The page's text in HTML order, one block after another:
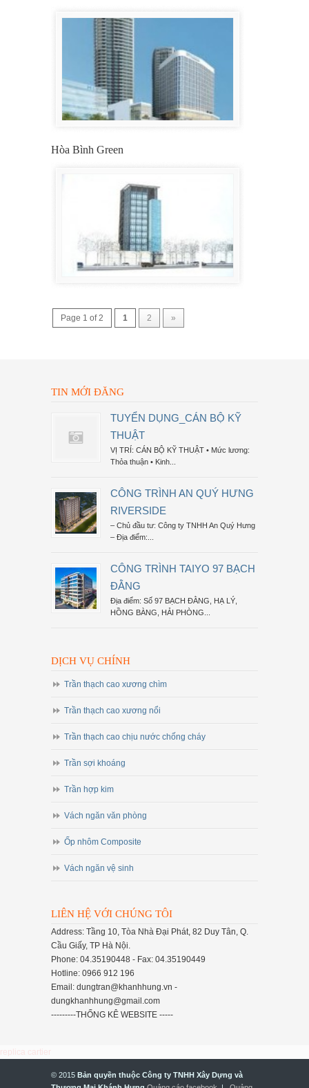
Hòa Bình Green
Page 1 of 2 1 2 »
TIN MỚI ĐĂNG
TUYỂN DỤNG_CÁN BỘ KỸ
THUẬT
VỊ TRÍ: CÁN BỘ KỸ THUẬT • Mức lương:
Thỏa thuận • Kinh...
CÔNG TRÌNH AN QUÝ HƯNG
RIVERSIDE
– Chủ đầu tư: Công ty TNHH An Quý Hưng
– Địa điểm:...
CÔNG TRÌNH TAIYO 97 BẠCH
ĐẰNG
Địa điểm: Số 97 BẠCH ĐẰNG, HẠ LÝ,
HỒNG BÀNG, HẢI PHÒNG...
DỊCH VỤ CHÍNH
Trần thạch cao xương chìm
Trần thạch cao xương nổi
Trần thạch cao chịu nước chống cháy
Trần sợi khoáng
Trần hợp kim
Vách ngăn văn phòng
Ốp nhôm Composite
Vách ngăn vệ sinh
LIÊN HỆ VỚI CHÚNG TÔI
Address: Tầng 10, Tòa Nhà Đại Phát, 82 Duy Tân, Q.
Cầu Giấy, TP Hà Nội.
Phone: 04.35190448 - Fax: 04.35190449
Hotline: 0966 912 196
Email: dungtran@khanhhung.vn -
dungkhanhhung@gmail.com
---------THỐNG KÊ WEBSITE -----
replica cartier
© 2015 Bản quyền thuộc Công ty TNHH Xây Dựng và